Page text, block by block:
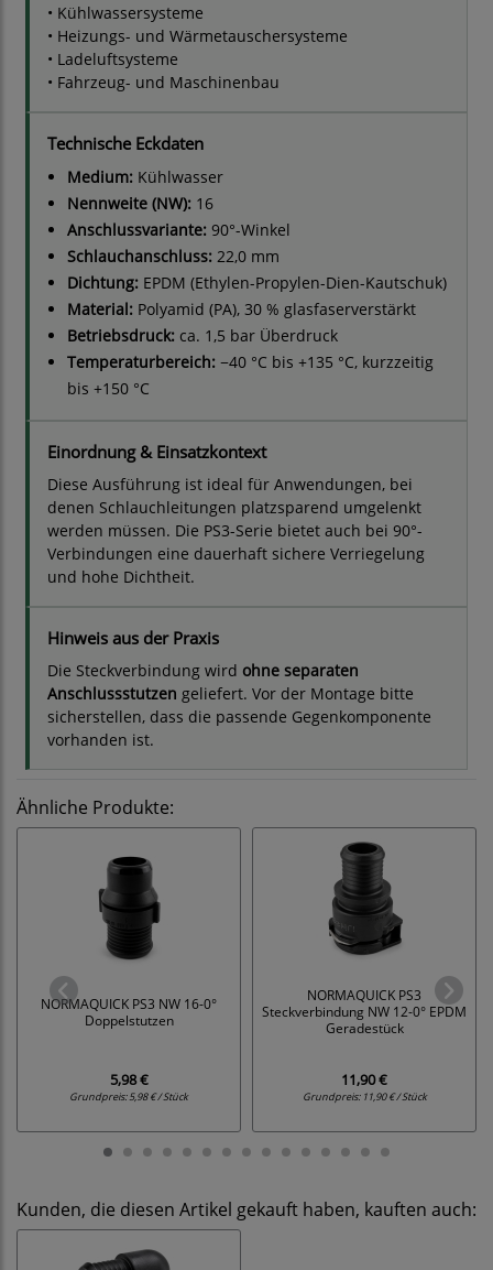
• Kühlwassersysteme
• Heizungs- und Wärmetauschersysteme
• Ladeluftsysteme
• Fahrzeug- und Maschinenbau
Technische Eckdaten
Medium: Kühlwasser
Nennweite (NW): 16
Anschlussvariante: 90°-Winkel
Schlauchanschluss: 22,0 mm
Dichtung: EPDM (Ethylen-Propylen-Dien-Kautschuk)
Material: Polyamid (PA), 30 % glasfaserverstärkt
Betriebsdruck: ca. 1,5 bar Überdruck
Temperaturbereich: −40 °C bis +135 °C, kurzzeitig
bis +150 °C
Einordnung & Einsatzkontext
Diese Ausführung ist ideal für Anwendungen, bei
denen Schlauchleitungen platzsparend umgelenkt
werden müssen. Die PS3-Serie bietet auch bei 90°-
Verbindungen eine dauerhaft sichere Verriegelung
und hohe Dichtheit.
Hinweis aus der Praxis
Die Steckverbindung wird ohne separaten
Anschlussstutzen geliefert. Vor der Montage bitte
sicherstellen, dass die passende Gegenkomponente
vorhanden ist.
Ähnliche Produkte:
NORMAQUICK PS3 NW 16-0°
Doppelstutzen
5,98 €
Grundpreis:5,98 € / Stück
NORMAQUICK PS3
Steckverbindung NW 12-0° EPDM
Geradestück
11,90 €
Grundpreis: 11,90 € / Stück
Kunden, die diesen Artikel gekauft haben, kauften auch: